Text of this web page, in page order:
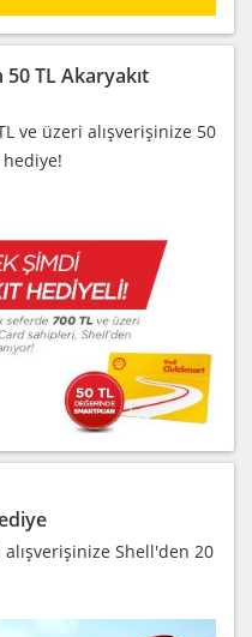
TL Akaryakıt
ve üzeri alışverişinize 50
Shell'den 20